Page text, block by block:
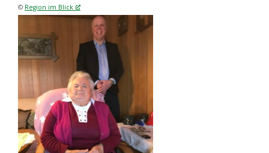
© Region im Blick